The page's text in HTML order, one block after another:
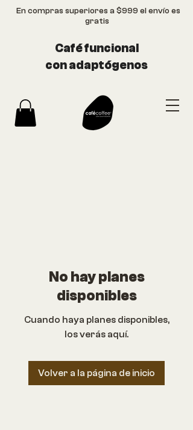
En compras superiores a $999 el envío es
gratis
Café funcional
con adaptógenos
No hay planes
disponibles
Cuando haya planes disponibles,
los verás aquí.
Volver a la página de inicio